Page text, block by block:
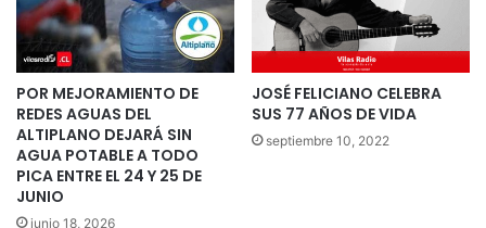
POR MEJORAMIENTO DE
REDES AGUAS DEL
ALTIPLANO DEJARÁ SIN
AGUA POTABLE A TODO
PICA ENTRE EL 24 Y 25 DE
JUNIO
junio 18, 2026
JOSÉ FELICIANO CELEBRA
SUS 77 AÑOS DE VIDA
septiembre 10, 2022